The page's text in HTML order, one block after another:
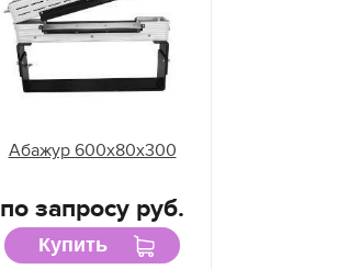
Абажур 600х80х300
по запросу руб.
Купить